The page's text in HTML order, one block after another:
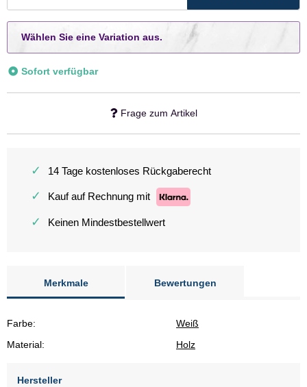
x
Wählen Sie eine Variation aus.
Sofort verfügbar
Frage zum Artikel
✓ 14 Tage kostenloses Rückgaberecht
✓ Kauf auf Rechnung mit
✓ Keinen Mindestbestellwert
Merkmale Bewertungen
Farbe:
Weiß
Material:
Holz
Hersteller